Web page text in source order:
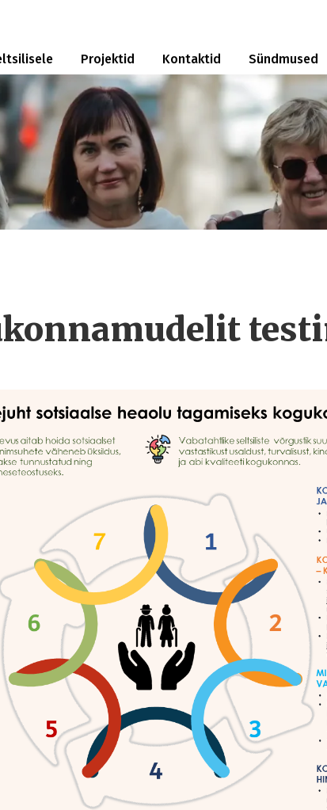
Projektid Kontaktid Sündmused